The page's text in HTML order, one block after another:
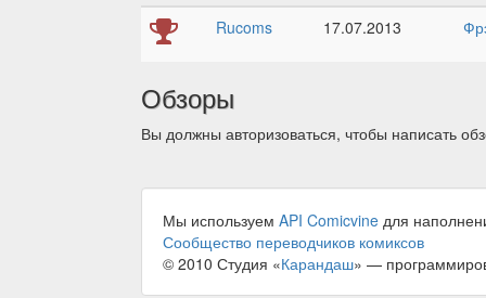
Rucoms
17.07.2013
Обзоры
Вы должны авторизоваться, чтобы написать
Мы используем API Comicvine для
Сообщество переводчиков комиксов
© 2010 Студия «Карандаш» —